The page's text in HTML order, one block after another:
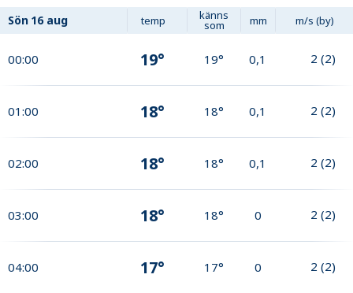
Sön 16 aug temp känns
som mm m/s (by)
00:00 19° 19° 0,1 2 (2)
01:00 18° 18° 0,1 2 (2)
02:00 18° 18° 0,1 2 (2)
03:00 18° 18° 0 2 (2)
04:00 17° 17° 0 2 (2)